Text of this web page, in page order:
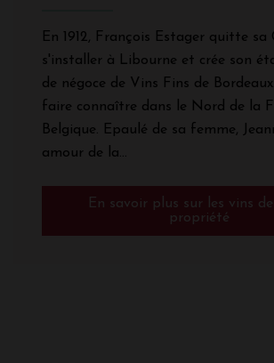
En 1912, François Estager quitte sa
s'installer à Libourne et crée son
de négoce de Vins Fins de
faire connaître dans le Nord de la
Belgique. Epaulé de sa femme,
amour de la...
En savoir plus sur les vins
propriété